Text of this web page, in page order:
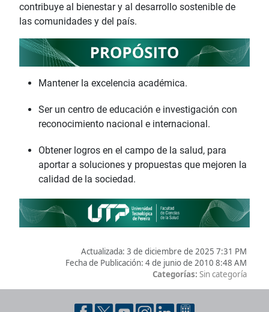
contribuye al bienestar y al desarrollo sostenible de
las comunidades y del país.
Mantener la excelencia académica.
Ser un centro de educación e investigación con
reconocimiento nacional e internacional.
Obtener logros en el campo de la salud, para
aportar a soluciones y propuestas que mejoren la
calidad de la sociedad.
Actualizada: 3 de diciembre de 2025 7:31 PM
Fecha de Publicación: 4 de junio de 2010 8:48 AM
Categorías: Sin categoría
Pie de página con información de contacto, redes sociales y